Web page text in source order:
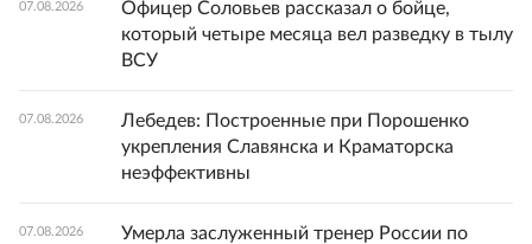
07.08.2026
Офицер Соловьев рассказал о бойце,
который четыре месяца вел разведку в тылу
ВСУ
07.08.2026
Лебедев: Построенные при Порошенко
укрепления Славянска и Краматорска
неэффективны
07.08.2026
Умерла заслуженный тренер России по